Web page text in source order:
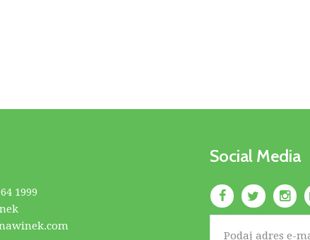
1999
Social Media